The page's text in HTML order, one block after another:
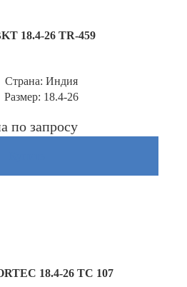
18.4-26 TR-459
Страна: Индия
Размер: 18.4-26
по запросу